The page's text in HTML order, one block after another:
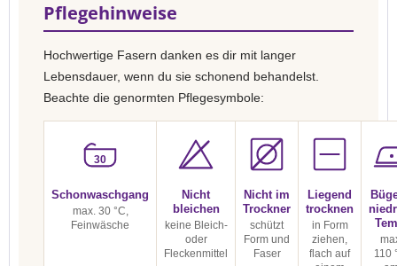
Pflegehinweise
Hochwertige Fasern danken es dir mit langer
Lebensdauer, wenn du sie schonend behandelst.
Beachte die genormten Pflegesymbole:
30
Schonwaschgang
max. 30 °C,
Feinwäsche
Nicht
bleichen
keine Bleich-
oder
Fleckenmittel
Nicht im
Trockner
schützt
Form und
Faser
Liegend
trocknen
in Form
ziehen,
flach auf
110